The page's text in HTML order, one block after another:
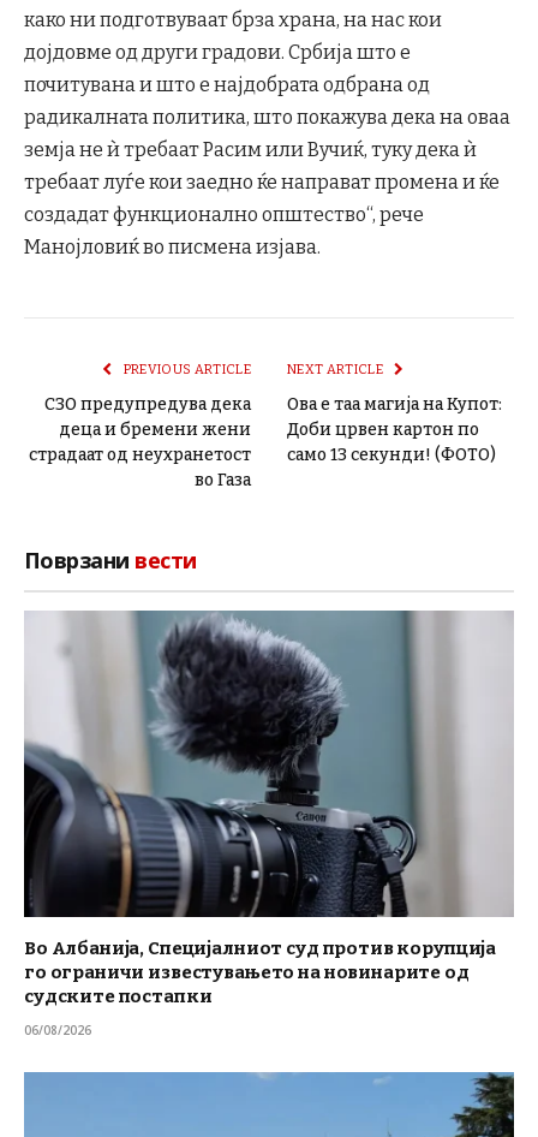
како ни подготвуваат брза храна, на нас кои
дојдовме од други градови. Србија што е
почитувана и што е најдобрата одбрана од
радикалната политика, што покажува дека на оваа
земја не ѝ требаат Расим или Вучиќ, туку дека ѝ
требаат луѓе кои заедно ќе направат промена и ќе
создадат функционално општество“, рече
Манојловиќ во писмена изјава.
PREVIOUS ARTICLE
СЗО предупредува дека
деца и бремени жени
страдаат од неухранетост
во Газа
NEXT ARTICLE
Ова е таа магија на Купот:
Доби црвен картон по
само 13 секунди! (ФОТО)
Поврзани вести
Во Албанија, Специјалниот суд против корупција
го ограничи известувањето на новинарите од
судските постапки
06/08/2026